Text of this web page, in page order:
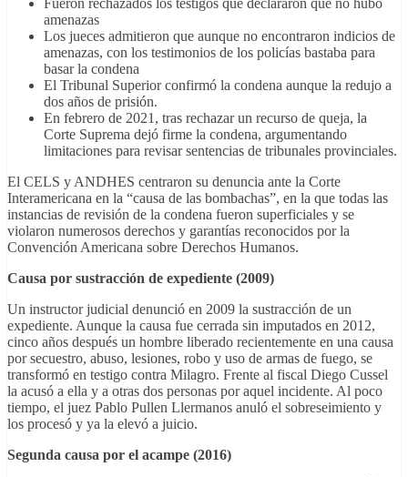
Fueron rechazados los testigos que declararon que no hubo
amenazas
Los jueces admitieron que aunque no encontraron indicios de
amenazas, con los testimonios de los policías bastaba para
basar la condena
El Tribunal Superior confirmó la condena aunque la redujo a
dos años de prisión.
En febrero de 2021, tras rechazar un recurso de queja, la
Corte Suprema dejó firme la condena, argumentando
limitaciones para revisar sentencias de tribunales provinciales.
El CELS y ANDHES centraron su denuncia ante la Corte
Interamericana en la “causa de las bombachas”, en la que todas las
instancias de revisión de la condena fueron superficiales y se
violaron numerosos derechos y garantías reconocidos por la
Convención Americana sobre Derechos Humanos.
Causa por sustracción de expediente (2009)
Un instructor judicial denunció en 2009 la sustracción de un
expediente. Aunque la causa fue cerrada sin imputados en 2012,
cinco años después un hombre liberado recientemente en una causa
por secuestro, abuso, lesiones, robo y uso de armas de fuego, se
transformó en testigo contra Milagro. Frente al fiscal Diego Cussel
la acusó a ella y a otras dos personas por aquel incidente. Al poco
tiempo, el juez Pablo Pullen Llermanos anuló el sobreseimiento y
los procesó y ya la elevó a juicio.
Segunda causa por el acampe (2016)